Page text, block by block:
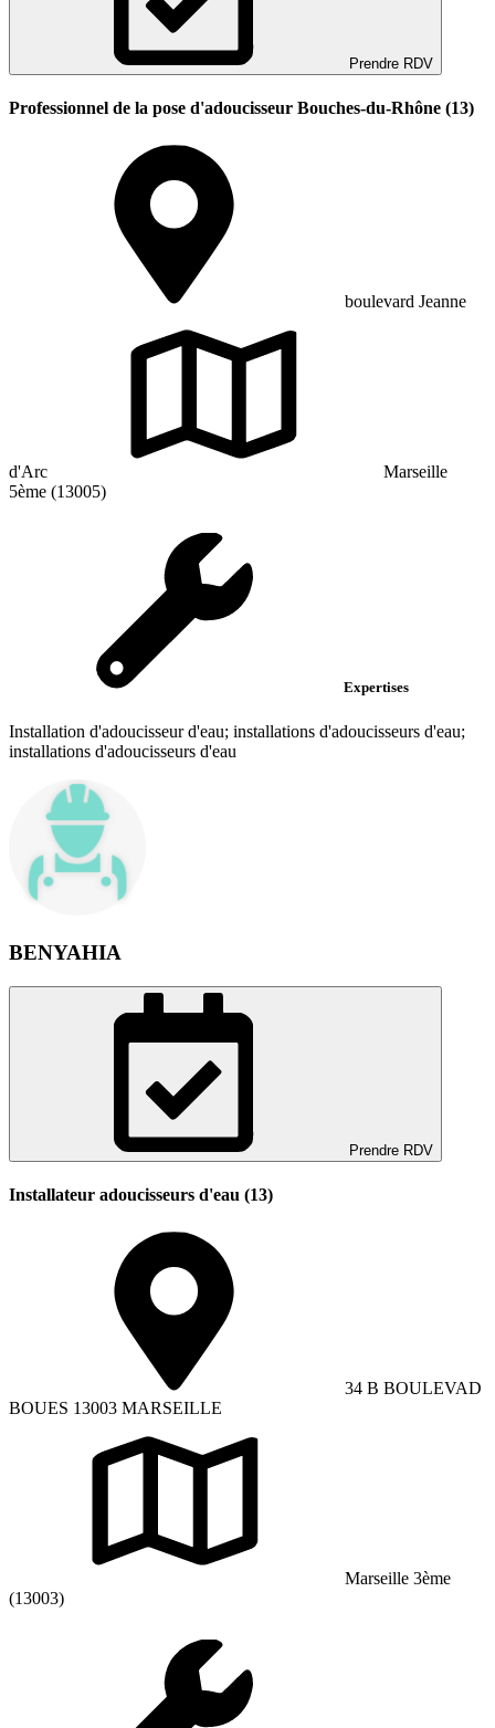
Prendre RDV
Professionnel de la pose d'adoucisseur Bouches-du-Rhône (13)
boulevard Jeanne
d'Arc
Marseille
5ème (13005)
Expertises
Installation d'adoucisseur d'eau; installations d'adoucisseurs d'eau;
installations d'adoucisseurs d'eau
BENYAHIA
Prendre RDV
Installateur adoucisseurs d'eau (13)
34 B BOULEVAD
BOUES 13003 MARSEILLE
Marseille 3ème
(13003)